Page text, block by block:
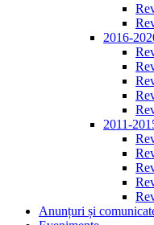
2016-
2011-
Anunțuri și